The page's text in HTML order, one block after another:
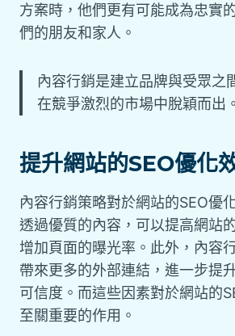
方案時，他們更有可能成為忠實
們的朋友和家人。
內容行銷是建立品牌與受眾之
在競爭激烈的市場中脫穎而出。
提升網站的SEO優化
內容行銷策略對於網站的SEO優
透過優質的內容，可以提高網站
增加頁面的曝光率。此外，內容
帶來更多的外部連結，進一步提
可信度。而這些因素對於網站的
至關重要的作用。